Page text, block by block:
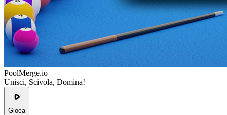
PoolMerge.io
Unisci, Scivola, Domina!
Gioca